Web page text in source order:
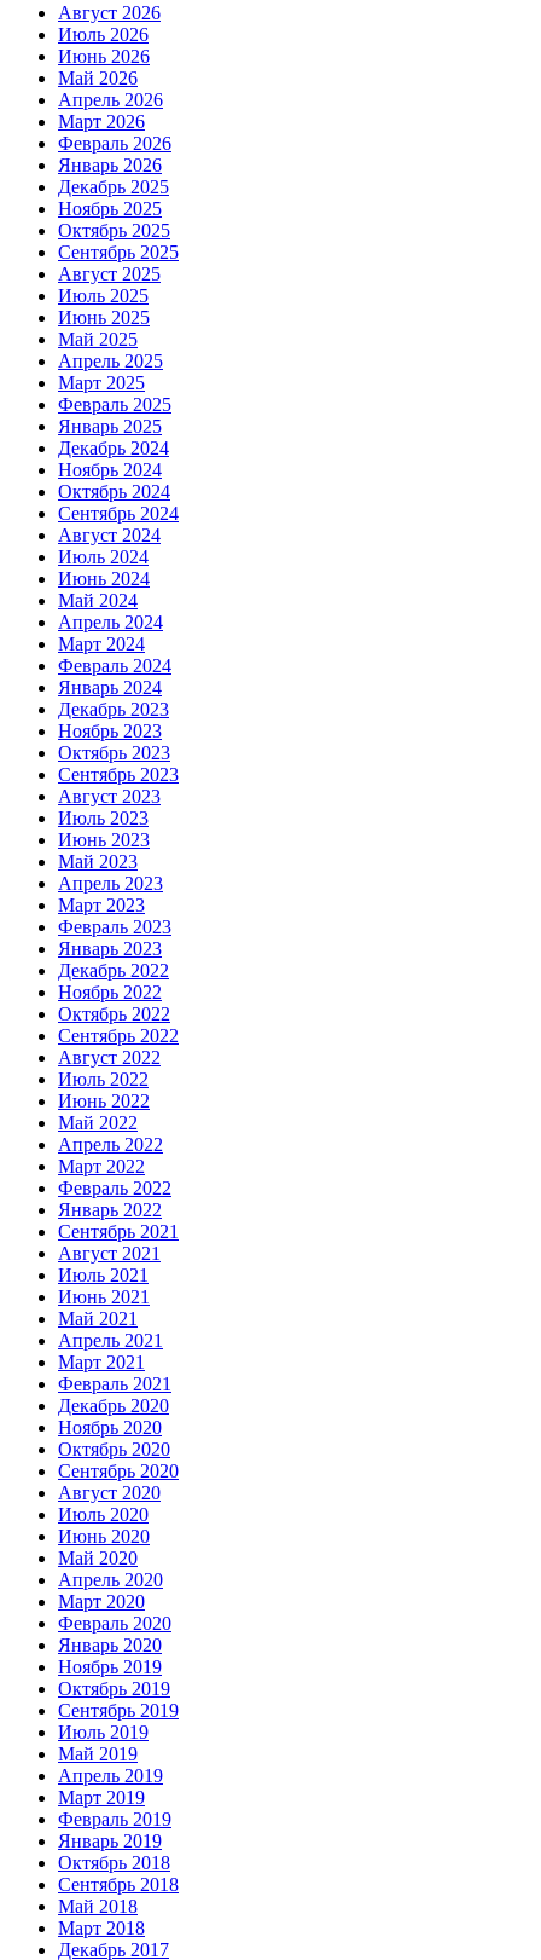
Август 2026
Июль 2026
Июнь 2026
Май 2026
Апрель 2026
Март 2026
Февраль 2026
Январь 2026
Декабрь 2025
Ноябрь 2025
Октябрь 2025
Сентябрь 2025
Август 2025
Июль 2025
Июнь 2025
Май 2025
Апрель 2025
Март 2025
Февраль 2025
Январь 2025
Декабрь 2024
Ноябрь 2024
Октябрь 2024
Сентябрь 2024
Август 2024
Июль 2024
Июнь 2024
Май 2024
Апрель 2024
Март 2024
Февраль 2024
Январь 2024
Декабрь 2023
Ноябрь 2023
Октябрь 2023
Сентябрь 2023
Август 2023
Июль 2023
Июнь 2023
Май 2023
Апрель 2023
Март 2023
Февраль 2023
Январь 2023
Декабрь 2022
Ноябрь 2022
Октябрь 2022
Сентябрь 2022
Август 2022
Июль 2022
Июнь 2022
Май 2022
Апрель 2022
Март 2022
Февраль 2022
Январь 2022
Сентябрь 2021
Август 2021
Июль 2021
Июнь 2021
Май 2021
Апрель 2021
Март 2021
Февраль 2021
Декабрь 2020
Ноябрь 2020
Октябрь 2020
Сентябрь 2020
Август 2020
Июль 2020
Июнь 2020
Май 2020
Апрель 2020
Март 2020
Февраль 2020
Январь 2020
Ноябрь 2019
Октябрь 2019
Сентябрь 2019
Июль 2019
Май 2019
Апрель 2019
Март 2019
Февраль 2019
Январь 2019
Октябрь 2018
Сентябрь 2018
Май 2018
Март 2018
Декабрь 2017